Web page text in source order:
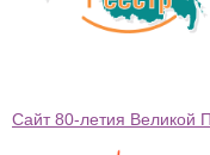
Сайт 80-летия Великой